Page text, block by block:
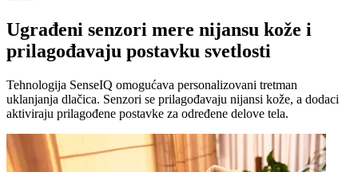
Ugrađeni senzori mere nijansu kože i
prilagođavaju postavku svetlosti
Tehnologija SenseIQ omogućava personalizovani tretman
uklanjanja dlačica. Senzori se prilagođavaju nijansi kože, a dodaci
aktiviraju prilagođene postavke za određene delove tela.